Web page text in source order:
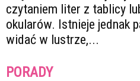
czytaniem liter z tablicy
okularów. Istnieje jednak
widać w lustrze,...
PORADY